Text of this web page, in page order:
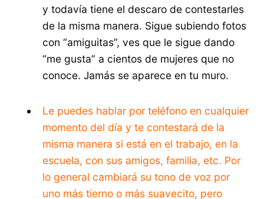
y todavía tiene el descaro de contestarles
de la misma manera. Sigue subiendo fotos
con “amiguitas”, ves que le sigue dando
“me gusta” a cientos de mujeres que no
conoce. Jamás se aparece en tu muro.
Le puedes hablar por teléfono en cualquier
momento del día y te contestará de la
misma manera si está en el trabajo, en la
escuela, con sus amigos, familia, etc. Por
lo general cambiará su tono de voz por
uno más tierno o más suavecito, pero